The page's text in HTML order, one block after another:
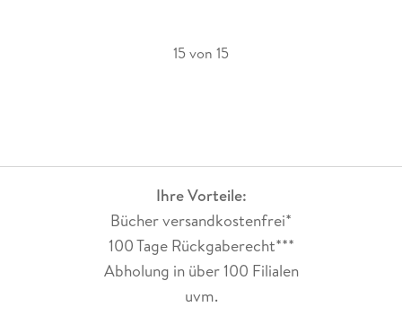
15 von 15
Ihre Vorteile:
Bücher versandkostenfrei*
100 Tage Rückgaberecht***
Abholung in über 100 Filialen
uvm.